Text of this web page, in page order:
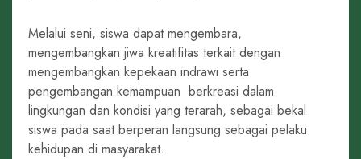
Melalui seni, siswa dapat mengembara,
mengembangkan jiwa kreatifitas terkait dengan
mengembangkan kepekaan indrawi serta
pengembangan kemampuan berkreasi dalam
lingkungan dan kondisi yang terarah, sebagai bekal
siswa pada saat berperan langsung sebagai pelaku
kehidupan di masyarakat.